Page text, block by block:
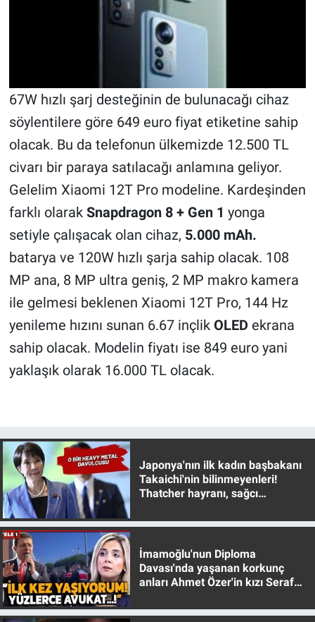
67W hızlı şarj desteğinin de bulunacağı cihaz
söylentilere göre 649 euro fiyat etiketine sahip
olacak. Bu da telefonun ülkemizde 12.500 TL
civarı bir paraya satılacağı anlamına geliyor.
Gelelim Xiaomi 12T Pro modeline. Kardeşinden
farklı olarak Snapdragon 8 + Gen 1 yonga
setiyle çalışacak olan cihaz, 5.000 mAh.
batarya ve 120W hızlı şarja sahip olacak. 108
MP ana, 8 MP ultra geniş, 2 MP makro kamera
ile gelmesi beklenen Xiaomi 12T Pro, 144 Hz
yenileme hızını sunan 6.67 inçlik OLEDekrana
sahip olacak. Modelin fiyatı ise 849 euro yani
yaklaşık olarak 16.000 TL olacak.
Japonya'nın ilk kadın başbakanı
Takaichi'nin bilinmeyenleri!
Thatcher hayranı, sağcı
İmamoğlu'nun Diploma
Davası'nda yaşanan korkunç
anları Ahmet Özer'in kızı Seraf
Sağlık
Spor
Teknoloji
Türkiye'nin Geleceği
Türkiye'nin Gündemi
Yerel Gündem
Yerel Yaşam
Canlı Yayın